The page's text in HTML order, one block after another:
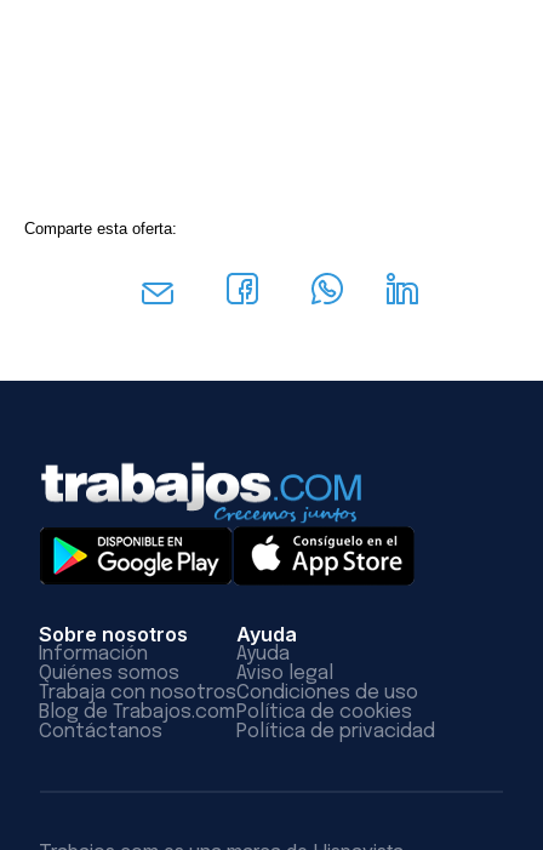
Comparte esta oferta:
Sobre nosotros
Información
Quiénes somos
Trabaja con nosotros
Blog de Trabajos.com
Contáctanos
Ayuda
Ayuda
Aviso legal
Condiciones de uso
Política de cookies
Política de privacidad